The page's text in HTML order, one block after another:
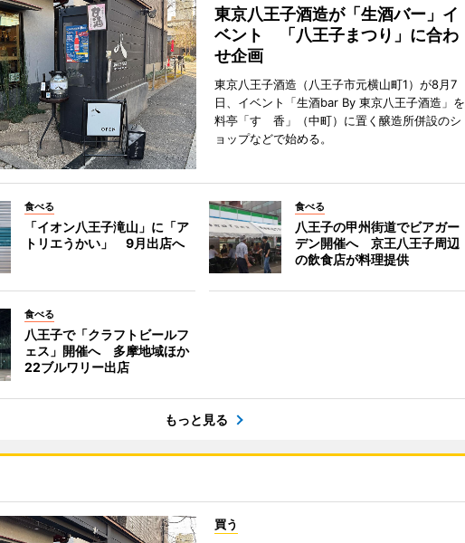
東京八王子酒造が「生酒バー」イ
ベント 「八王子まつり」に合わ
せ企画
東京八王子酒造（八王子市元横山町1）が8月7
日、イベント「生酒bar By 東京八王子酒造」を
料亭「すゞ香」（中町）に置く醸造所併設のシ
ョップなどで始める。
食べる
「イオン八王子滝山」に「ア
トリエうかい」 9月出店へ
食べる
八王子の甲州街道でビアガー
デン開催へ 京王八王子周辺
の飲食店が料理提供
食べる
八王子で「クラフトビールフ
ェス」開催へ 多摩地域ほか
22ブルワリー出店
もっと見る
買う